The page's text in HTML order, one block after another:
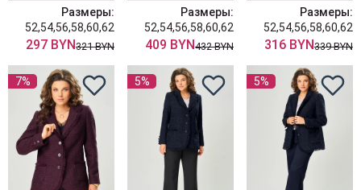
Размеры:
52,54,56,58,60,62
297 BYN321 BYN
Размеры:
52,54,56,58,60,62
409 BYN432 BYN
Размеры:
52,54,56,58,60,62
316 BYN339 BYN
7% 5% 5%